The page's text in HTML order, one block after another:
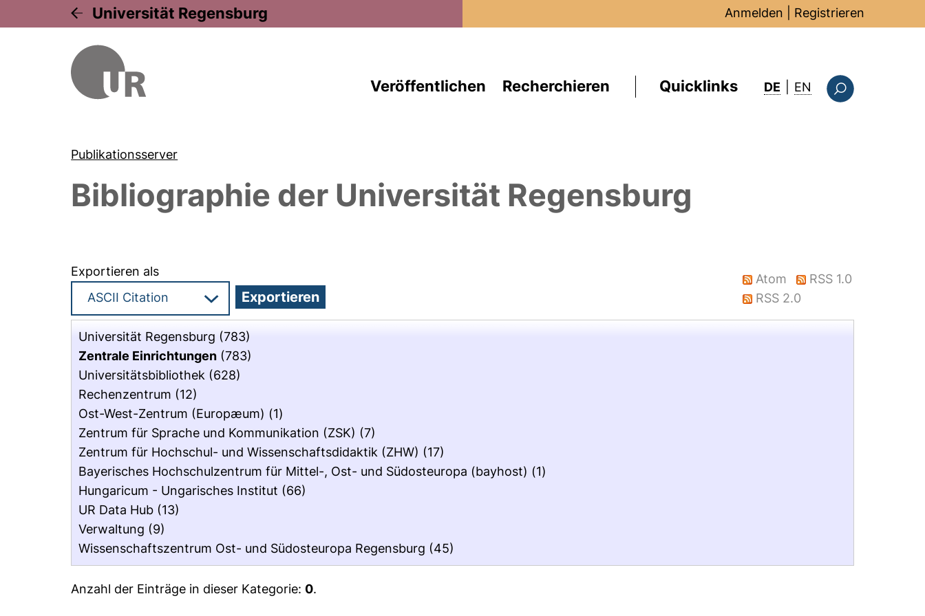
Universität Regensburg Anmelden Registrieren
Veröffentlichen Recherchieren Quicklinks DE EN : this page in
Publikationsserver
Bibliographie der Universität Regensburg
Exportieren als
Atom
RSS 1.0
RSS 2.0
Universität Regensburg (783)
Zentrale Einrichtungen (783)
Universitätsbibliothek (628)
Rechenzentrum (12)
Ost-West-Zentrum (Europæum) (1)
Zentrum für Sprache und Kommunikation (ZSK) (7)
Zentrum für Hochschul- und Wissenschaftsdidaktik (ZHW) (17)
Bayerisches Hochschulzentrum für Mittel-, Ost- und Südosteuropa (bayhost) (1)
Hungaricum - Ungarisches Institut (66)
UR Data Hub (13)
Verwaltung (9)
Wissenschaftszentrum Ost- und Südosteuropa Regensburg (45)
Anzahl der Einträge in dieser Kategorie: 0.